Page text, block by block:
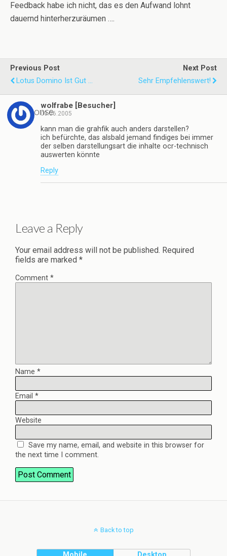
Feedback habe ich nicht, das es den Aufwand lohnt
dauernd hinterherzuräumen ….
Previous Post
Lotus Domino Ist Gut ...
Next Post
Sehr Empfehlenswert!
1 responsewolfrabe [Besucher]
09.06.2005
kann man die grahfik auch anders darstellen?
ich befürchte, das alsbald jemand findiges bei immer
der selben darstellungsart die inhalte ocr-technisch
auswerten könnte
Reply
Leave a Reply
Your email address will not be published. Required
fields are marked *
Comment *
Name *
Email *
Website
Save my name, email, and website in this browser for
the next time I comment.
Back to top